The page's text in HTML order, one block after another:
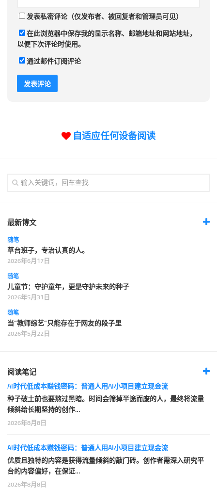
发表私密评论（仅发布者、被回复者和管理员可见）
在此浏览器中保存我的显示名称、邮箱地址和网站地址，
以便下次评论时使用。
通过邮件订阅评论
自适应任何设备阅读
最新博文
随笔
草台班子，专治认真的人。
2026年6月17日
随笔
儿童节：守护童年，更是守护未来的种子
2026年5月31日
随笔
当“教师综艺”只能存在于网友的段子里
2026年5月22日
阅读笔记
AI时代低成本赚钱密码：普通人用AI小项目建立现金流
种子破土前也要熬过黑暗。时间会筛掉半途而废的人，最终将流量
倾斜给长期坚持的创作…
2026年8月8日
AI时代低成本赚钱密码：普通人用AI小项目建立现金流
优质且独特的内容是获得流量倾斜的敲门砖。创作者需深入研究平
台的内容偏好，在保证…
2026年8月8日